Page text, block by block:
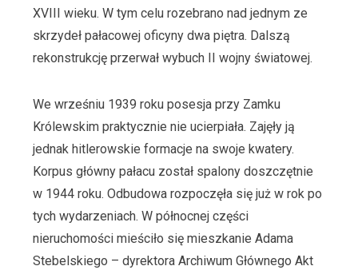
XVIII wieku. W tym celu rozebrano nad jednym ze
skrzydeł pałacowej oficyny dwa piętra. Dalszą
rekonstrukcję przerwał wybuch II wojny światowej.
We wrześniu 1939 roku posesja przy Zamku
Królewskim praktycznie nie ucierpiała. Zajęły ją
jednak hitlerowskie formacje na swoje kwatery.
Korpus główny pałacu został spalony doszczętnie
w 1944 roku. Odbudowa rozpoczęła się już w rok po
tych wydarzeniach. W północnej części
nieruchomości mieściło się mieszkanie Adama
Stebelskiego – dyrektora Archiwum Głównego Akt